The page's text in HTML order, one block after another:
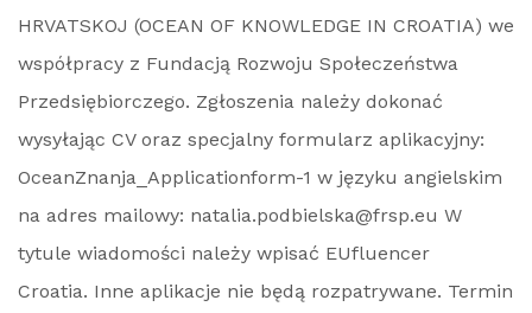
HRVATSKOJ (OCEAN OF KNOWLEDGE IN CROATIA) we
współpracy z Fundacją Rozwoju Społeczeństwa
Przedsiębiorczego. Zgłoszenia należy dokonać
wysyłając CV oraz specjalny formularz aplikacyjny:
OceanZnanja_Applicationform-1 w języku angielskim
na adres mailowy: natalia.podbielska@frsp.eu W
tytule wiadomości należy wpisać EUfluencer
Croatia. Inne aplikacje nie będą rozpatrywane. Termin